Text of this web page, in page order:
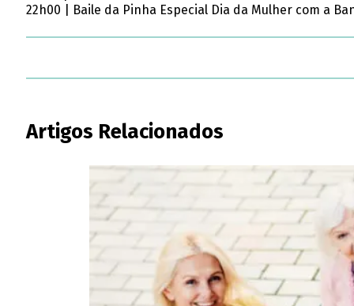
22h00 | Baile da Pinha Especial Dia da Mulher com a
Artigos Relacionados